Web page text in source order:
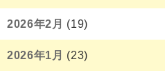
2026年2月 (19)
2026年1月 (23)